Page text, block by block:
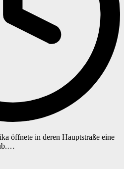
öffnete in deren Hauptstraße eine